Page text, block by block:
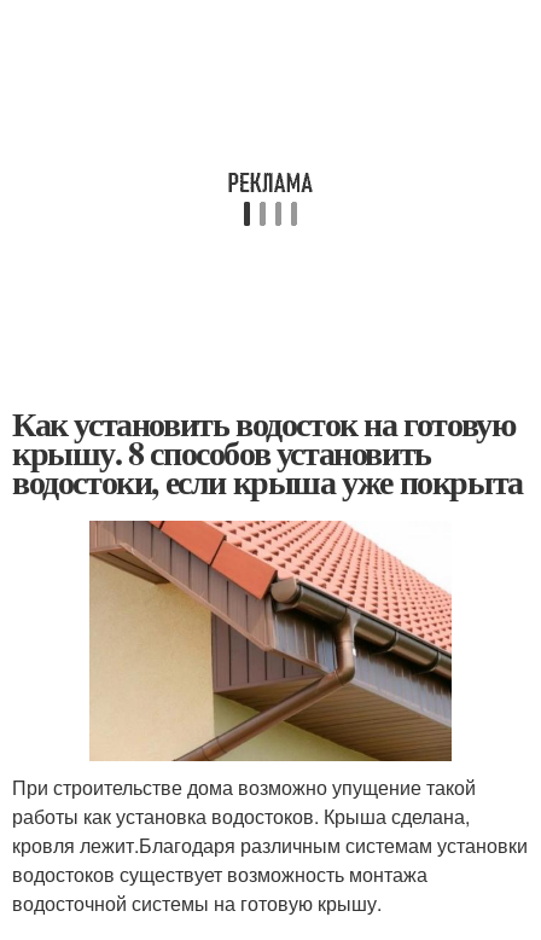
Как установить водосток на готовую
крышу. 8 способов установить
водостоки, если крыша уже покрыта
При строительстве дома возможно упущение такой
работы как установка водостоков. Крыша сделана,
кровля лежит.Благодаря различным системам установки
водостоков существует возможность монтажа
водосточной системы на готовую крышу.